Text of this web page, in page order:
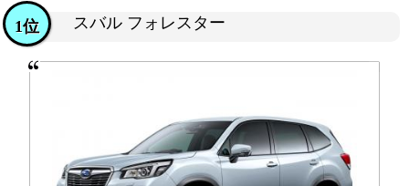
スバル フォレスター
1位